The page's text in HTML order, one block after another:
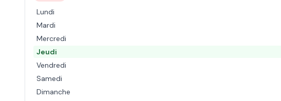
Lundi
Mardi
Mercredi
Jeudi
Vendredi
Samedi
Dimanche